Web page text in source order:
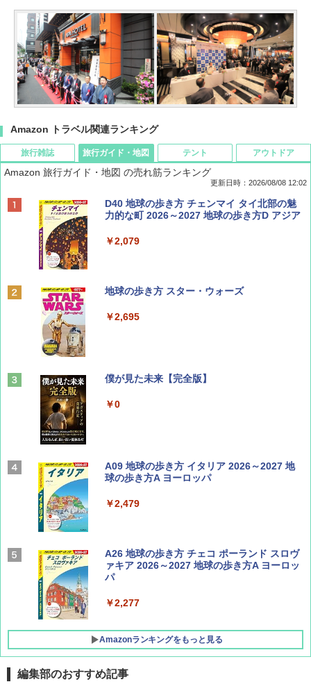
Amazon トラベル関連ランキング
旅行雑誌
BE-PAL(ビ-パル) 2026年 9 月号【特別付録:
SOTO ミニマル"旅"財布 ランダム2種】
￥1,500
ディズニーファン ２０２６年 ９月号 [雑
山と溪谷 2026年8月号「南アルプス大全」
￥1,540
Coyote No.89 特集 星野道夫 夢見る旅
AIRLINE（エアライン）2026年9月号【特
集】ボーイング110周年を祝して！
旅行ガイド・地図
Amazon 旅行ガイド・地図 の売れ筋ランキング
更新日時：2026/08/08 12:02
D40 地球の歩き方 チェンマイ タイ北部の魅
力的な町 2026～2027 地球の歩き方D アジア
￥2,079
地球の歩き方 スター・ウォーズ
￥2,695
僕が見た未来【完全版】
￥0
A09 地球の歩き方 イタリア 2026～2027 地
球の歩き方A ヨーロッパ
￥2,479
A26 地球の歩き方 チェコ ポーランド スロヴ
ァキア 2026～2027 地球の歩き方A ヨーロッ
パ
￥2,277
Amazonランキングをもっと見る
テント アウトドア
編集部のおすすめ記事